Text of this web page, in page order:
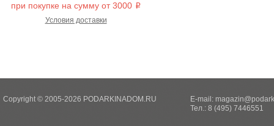
при покупке на сумму от 3000 i
Условия доставки
Copyright © 2005-2026 PODARKINADOM.RU E-mail:
Тел.: 8 (495) 7446551